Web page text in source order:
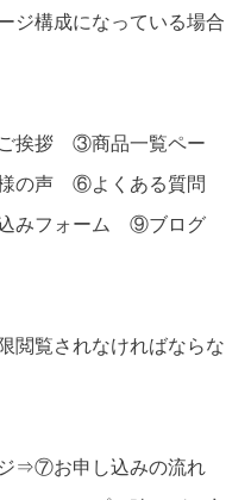
ジ構成になっている場合
挨拶 ③商品一覧ペー
の声 ⑥よくある質問
みフォーム ⑨ブログ
閲覧されなければならな
⇒⑦お申し込みの流れ